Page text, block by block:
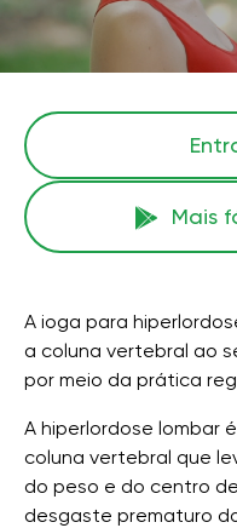
Mais
A ioga para
a coluna vertebral ao
por meio da prática
A hiperlordose lombar
coluna vertebral que
do peso e do centro
desgaste prematuro